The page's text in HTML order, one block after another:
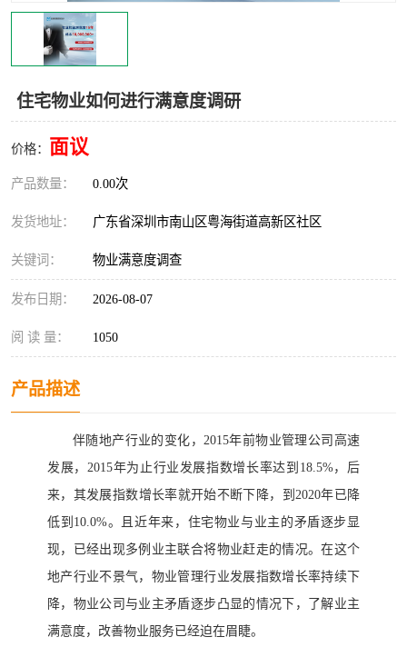
住宅物业如何进行满意度调研
价格： 面议
产品数量： 0.00次
发货地址： 广东省深圳市南山区粤海街道高新区社区
关键词： 物业满意度调查
发布日期： 2026-08-07
阅 读 量： 1050
产品描述
伴随地产行业的变化， 2015年前物业管理公司高速
发展，2015年为止行业发展指数增长率达到18.5%，后
来，其发展指数增长率就开始不断下降，到2020年已降
低到10.0%。且近年来，住宅物业与业主的矛盾逐步显
现，已经出现多例业主联合将物业赶走的情况。在这个
地产行业不景气，物业管理行业发展指数增长率持续下
降，物业公司与业主矛盾逐步凸显的情况下，了解业主
满意度，改善物业服务已经迫在眉睫。